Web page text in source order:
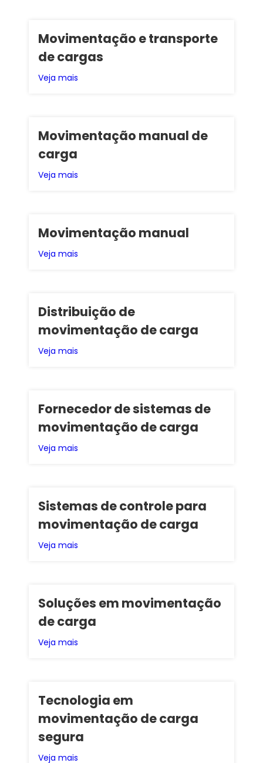
Movimentação e transporte
de cargas
Veja mais
Movimentação manual de
carga
Veja mais
Movimentação manual
Veja mais
Distribuição de
movimentação de carga
Veja mais
Fornecedor de sistemas de
movimentação de carga
Veja mais
Sistemas de controle para
movimentação de carga
Veja mais
Soluções em movimentação
de carga
Veja mais
Tecnologia em
movimentação de carga
segura
Veja mais